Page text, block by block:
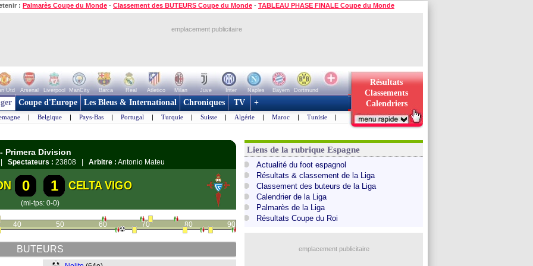
: Palmarès Coupe du Monde - Classement des BUTEURS Coupe du Monde - TABLEAU PHASE FINALE Coupe du Monde
emplacement publicitaire
Utd Arsenal Liverpool ManCity Barca Real Atletico Milan Juve Inter Naples Bayern Dortmund
Résultats
Classements
Calendriers
Coupe d'Europe Les Bleus & International Chroniques TV +
| Belgique | Pays-Bas | Portugal | Turquie | Suisse | Algérie | Maroc | Tunisie |
Primera Division
Spectateurs : 23808 | Arbitre : Antonio Mateu
0 1 CELTA VIGO
(mi-tps: 0-0)
40 50 60 70 80 90
BUTEURS
Liens de la rubrique Espagne
Actualité du foot espagnol
Résultats & classement de la Liga
Classement des buteurs de la Liga
Calendrier de la Liga
Palmarès de la Liga
Résultats Coupe du Roi
emplacement publicitaire